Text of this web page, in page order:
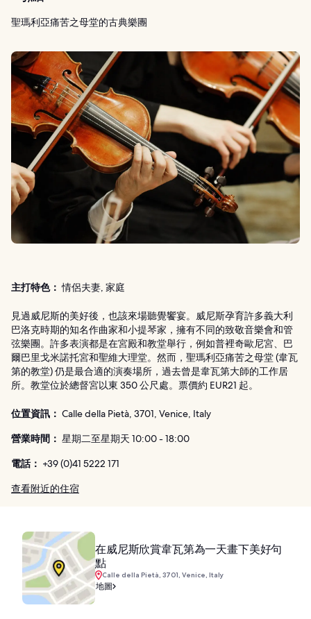
聖瑪利亞痛苦之母堂的古典樂團
主打特色： 情侶夫妻, 家庭
見過威尼斯的美好後，也該來場聽覺饗宴。威尼斯孕育許多義大利
巴洛克時期的知名作曲家和小提琴家，擁有不同的致敬音樂會和管
弦樂團。許多表演都是在宮殿和教堂舉行，例如普裡奇歐尼宮、巴
爾巴里戈米諾托宮和聖維大理堂。然而，聖瑪利亞痛苦之母堂 (韋瓦
第的教堂) 仍是最合適的演奏場所，過去曾是韋瓦第大師的工作居
所。教堂位於總督宮以東 350 公尺處。票價約 EUR21 起。
位置資訊： Calle della Pietà, 3701, Venice, Italy
營業時間： 星期二至星期天 10:00 - 18:00
電話： +39 (0)41 5222 171
查看附近的住宿
在威尼斯欣賞韋瓦第為一天畫下美好句
點
Calle della Pietà, 3701, Venice, Italy
地圖